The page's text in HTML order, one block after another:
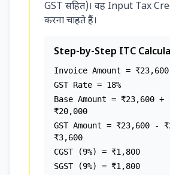
GST सहित)। वह Input Tax
करना चाहते हैं।
Step-by-Step ITC
Invoice Amount = ₹23,600
GST Rate = 18%
Base Amount = ₹23,600 ÷
₹20,000
GST Amount = ₹23,600 -
₹3,600
CGST (9%) = ₹1,800
SGST (9%) = ₹1,800